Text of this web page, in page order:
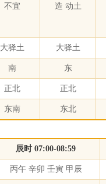
不宜
造 动土
大驿土 大驿土
南 东
正北 正北
东南 东北
辰时 07:00-08:59
丙午 辛卯 壬寅 甲辰